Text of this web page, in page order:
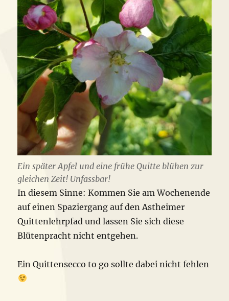
Ein später Apfel und eine frühe Quitte blühen zur
gleichen Zeit! Unfassbar!
In diesem Sinne: Kommen Sie am Wochenende
auf einen Spaziergang auf den Astheimer
Quittenlehrpfad und lassen Sie sich diese
Blütenpracht nicht entgehen.
Ein Quittensecco to go sollte dabei nicht fehlen